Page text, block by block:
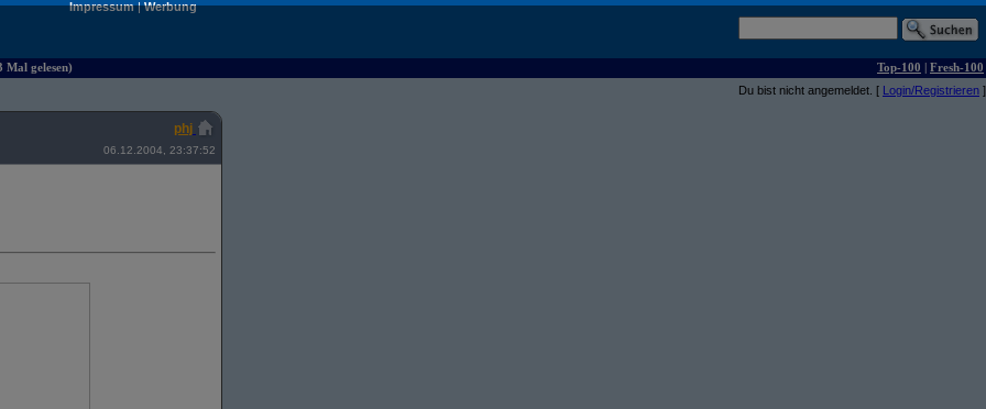
Impressum|Werbung
Mal gelesen) Top-100 | Fresh-100
Du bist nicht angemeldet. [ Login/Registrieren ]
phj
06.12.2004, 23:37:52